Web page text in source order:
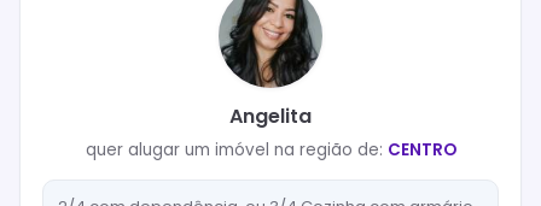
Angelita
quer alugarum imóvel na região de: CENTRO